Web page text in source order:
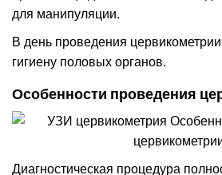
для манипуляции.
В день проведения
гигиену половых органов.
Особенности проведения
Диагностическая процедура